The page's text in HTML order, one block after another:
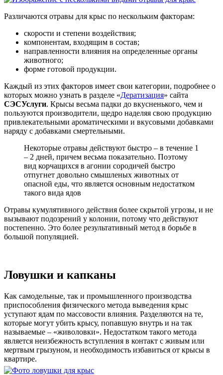
Различаются отравы для крыс по нескольким факторам:
скорости и степени воздействия;
компонентам, входящим в состав;
направленности влияния на определенные органы
животного;
форме готовой продукции.
Каждый из этих факторов имеет свои категории, подробнее о
которых можно узнать в разделе «Дератизация» сайта
СЭСУслуги. Крысы весьма падки до вкусненького, чем и
пользуются производители, щедро наделяя свою продукцию
привлекательными ароматическими и вкусовыми добавками
наряду с добавками смертельными.
Некоторые отравы действуют быстро – в течение 1
– 2 дней, причем весьма показательно. Поэтому
вид корчащихся в агонии сородичей быстро
отпугнет довольно смышленых животных от
опасной еды, что является основным недостатком
такого вида ядов
Отравы кумулятивного действия более скрытой угрозы, и не
вызывают подозрений у колонии, потому что действуют
постепенно. Это более результативный метод в борьбе в
большой популяцией.
Ловушки и капканы
Как самодельные, так и промышленного производства
приспособления физического метода выведения крыс
уступают ядам по массовости влияния. Разделяются на те,
которые могут убить крысу, попавшую внутрь и на так
называемые – «живоловки». Недостатком такого метода
является неизбежность вступления в контакт с живым или
мертвым грызуном, и необходимость избавиться от крысы в
квартире.